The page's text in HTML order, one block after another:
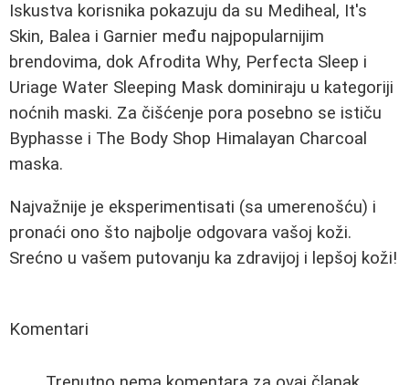
Iskustva korisnika pokazuju da su Mediheal, It's
Skin, Balea i Garnier među najpopularnijim
brendovima, dok Afrodita Why, Perfecta Sleep i
Uriage Water Sleeping Mask dominiraju u kategoriji
noćnih maski. Za čišćenje pora posebno se ističu
Byphasse i The Body Shop Himalayan Charcoal
maska.
Najvažnije je eksperimentisati (sa umerenošću) i
pronaći ono što najbolje odgovara vašoj koži.
Srećno u vašem putovanju ka zdravijoj i lepšoj koži!
Komentari